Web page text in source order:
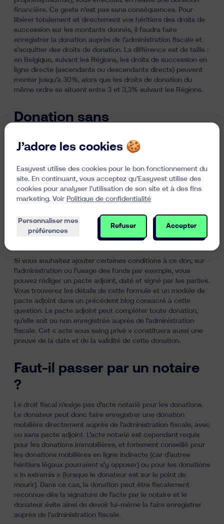
financière. Ce geste n’est pas sans conséquences. Pour
libérer totalement et directement vos héritiers des droits de
succession sur les montants donnés, il faudra faire
enregistrer la donation auprès de l’administration fiscale et
s’acquitter des droits de donation. La différence est de taille :
en Belgique, suivant les Régions, les droits de succession en
ligne directe (ascendants ou descendants directs) peuvent
monter jusqu’à 30%, alors que les droits de donation du
même ordre se situent entre 3 et 3,3% suivant les Régions.
Donation sans
Vous avez également la liberté de donner des sommes
être redevable de droits. Mais en cas de décès du donateur
dans les trois à cinq ans suivant le don (le délai varie suivant
les Régions), les donataires seront redevables des droits de
succession sur les montants reçus. Il est donc utile
conserver une preuve de la date de la donation.
L'utilité d'un pacte adjoint
Si vous souhaitez ajouter certaines conditions à ce don, sur
l’administration ou l’usage des fonds par exemple, vous
pouvez rédiger un pacte adjoint, daté et signé par les parties.
Vous trouverez les détails de cette formule et un modèle de
pacte adjoint dans un précédent blog consacré à cette
question. Le pacte adjoint peut compléter toute donation,
qu’elle soit ou non enregistrée auprès de l’administration
fiscale. Cet « acte sous seing privé » constituera aussi une
preuve de la date et de la validité de cette donation.
Faut-il passer par un notaire
?
Le droit fiscal n’exige pas d’acte notarié pour les donations.
Le donateur peut donc faire enregistrer une donation
mobilière directement auprès de l’administration fiscale, avec
ou sans pacte adjoint. L’acte notarié est cependant requis
pour les donations immobilières, et fortement conseillé pour
les donations mobilières en ligne indirecte (car d’autres
héritiers légaux pourraient s’y opposer) ou pour les donations
« in extremis » (lorsque le donateur est sur le point de
mourir). Dans ce cas, la donation peut être fiscalement
reconnue dès la signature de l’acte par le notaire et le
donateur évite ainsi de devoir lui-même la faire enregistrer
auprès de l'administration fiscale.
J’adore les cookies 🍪
Easyvest utilise des cookies pour le bon fonctionnement du
site. En continuant, vous acceptez qu’Easyvest utilise des
cookies pour analyser l’utilisation de son site et à des fins
marketing. Voir Politique de confidentialité
Personnaliser mes
préférences
Refuser Accepter